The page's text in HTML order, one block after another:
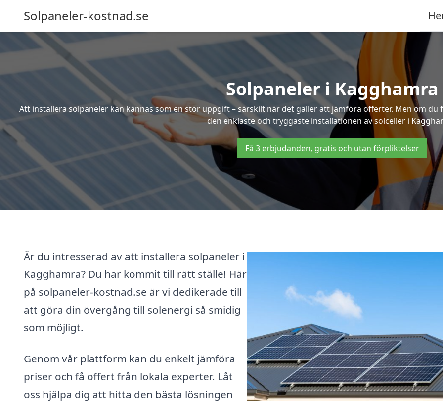
Solpaneler-kostnad.se
Solpaneler i Kagghamra
Att installera solpaneler kan kännas som en stor uppgift – särskilt när det gäller att jämföra offerter. Men om
den enklaste och tryggaste installationen av solceller i
Få 3 erbjudanden, gratis och utan förpliktelser
Är du intresserad av att installera solpaneler i
Kagghamra? Du har kommit till rätt ställe! Här
på solpaneler-kostnad.se är vi dedikerade till
att göra din övergång till solenergi så smidig
som möjligt.
Genom vår plattform kan du enkelt jämföra
priser och få offert från lokala experter. Låt
oss hjälpa dig att hitta den bästa lösningen